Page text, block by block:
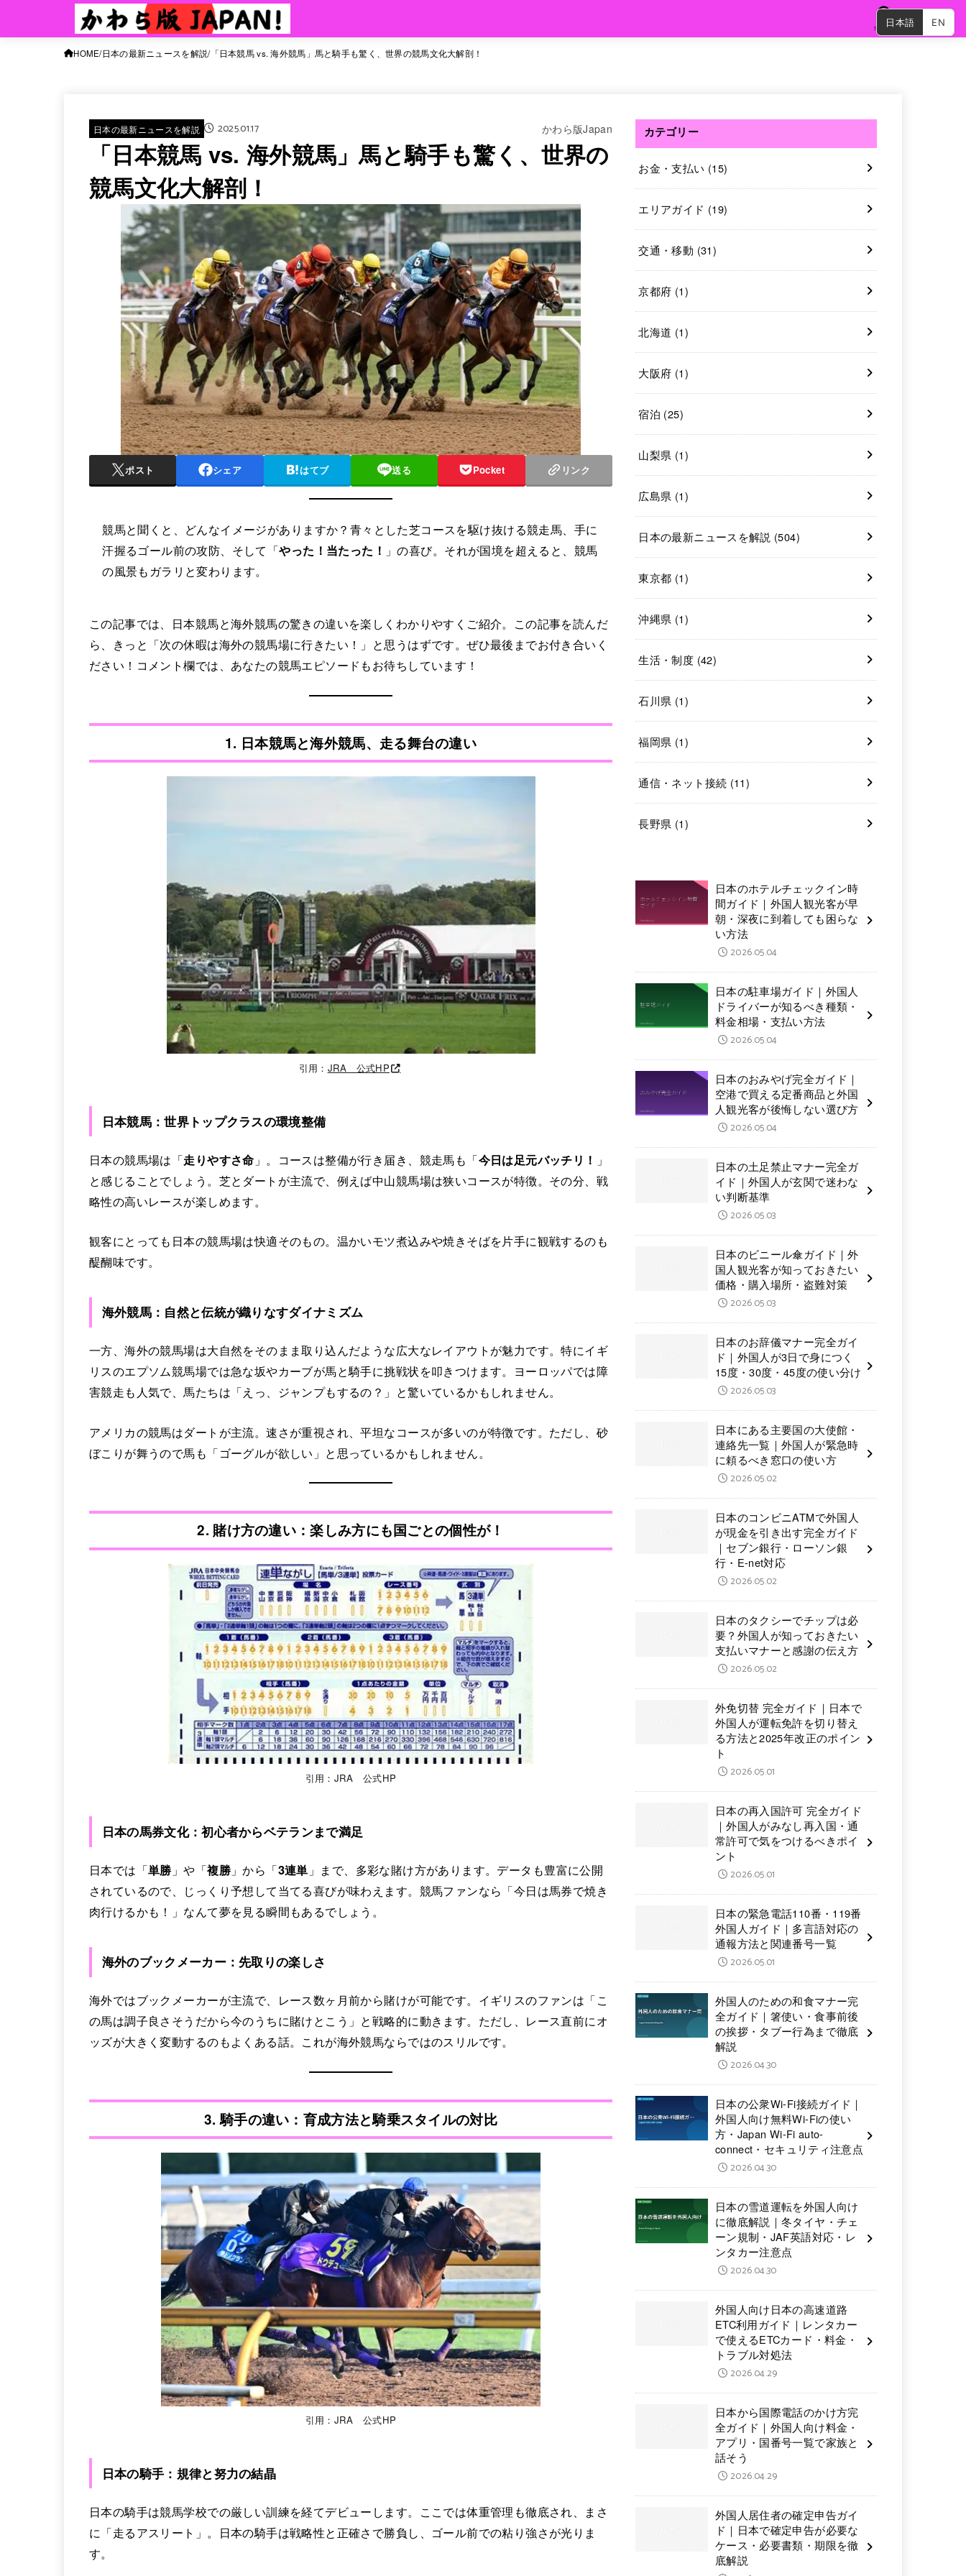
日本語 EN
SEARCH
HOME 日本の最新ニュースを解説 「日本競馬 vs. 海外競馬」馬と騎手も驚く、世界の競馬文化大解剖！
日本の最新ニュースを解説 2025.01.17 かわら版Japan
「日本競馬 vs. 海外競馬」馬と騎手も驚く、世界の
競馬文化大解剖！
ポスト シェア はてブ 送る Pocket リンク
競馬と聞くと、どんなイメージがありますか？青々とした芝コースを駆け抜ける競走馬、手に
汗握るゴール前の攻防、そして「やった！当たった！ 」の喜び。それが国境を超えると、競馬
の風景もガラリと変わります。
この記事では、日本競馬と海外競馬の驚きの違いを楽しくわかりやすくご紹介。この記事を読んだ
ら、きっと「次の休暇は海外の競馬場に行きたい！」と思うはずです。ぜひ最後までお付き合いく
ださい！コメント欄では、あなたの競馬エピソードもお待ちしています！
1. 日本競馬と海外競馬、走る舞台の違い
引用： JRA 公式HP
日本競馬：世界トップクラスの環境整備
日本の競馬場は「走りやすさ命 」。コースは整備が行き届き、競走馬も「今日は足元バッチリ！ 」
と感じることでしょう。芝とダートが主流で、例えば中山競馬場は狭いコースが特徴。その分、戦
略性の高いレースが楽しめます。
観客にとっても日本の競馬場は快適そのもの。温かいモツ煮込みや焼きそばを片手に観戦するのも
醍醐味です。
海外競馬：自然と伝統が織りなすダイナミズム
一方、海外の競馬場は大自然をそのまま取り込んだような広大なレイアウトが魅力です。特にイギ
リスのエプソム競馬場では急な坂やカーブが馬と騎手に挑戦状を叩きつけます。ヨーロッパでは障
害競走も人気で、馬たちは「えっ、ジャンプもするの？」と驚いているかもしれません。
アメリカの競馬はダートが主流。速さが重視され、平坦なコースが多いのが特徴です。ただし、砂
ぼこりが舞うので馬も「ゴーグルが欲しい」と思っているかもしれません。
2. 賭け方の違い：楽しみ方にも国ごとの個性が！
引用：JRA 公式HP
日本の馬券文化：初心者からベテランまで満足
日本では「単勝 」や「複勝」から「3連単 」まで、多彩な賭け方があります。データも豊富に公開
されているので、じっくり予想して当てる喜びが味わえます。競馬ファンなら「今日は馬券で焼き
肉行けるかも！」なんて夢を見る瞬間もあるでしょう。
海外のブックメーカー：先取りの楽しさ
海外ではブックメーカーが主流で、レース数ヶ月前から賭けが可能です。イギリスのファンは「こ
の馬は調子良さそうだから今のうちに賭けとこう」と戦略的に動きます。ただし、レース直前にオ
ッズが大きく変動するのもよくある話。これが海外競馬ならではのスリルです。
3. 騎手の違い：育成方法と騎乗スタイルの対比
引用：JRA 公式HP
日本の騎手：規律と努力の結晶
日本の騎手は競馬学校での厳しい訓練を経てデビューします。ここでは体重管理も徹底され、まさ
に「走るアスリート」。日本の騎手は戦略性と正確さで勝負し、ゴール前での粘り強さが光りま
す。
カテゴリー
お金・支払い (15)
エリアガイド (19)
交通・移動 (31)
京都府 (1)
北海道 (1)
大阪府 (1)
宿泊 (25)
山梨県 (1)
広島県 (1)
日本の最新ニュースを解説 (504)
東京都 (1)
沖縄県 (1)
生活・制度 (42)
石川県 (1)
福岡県 (1)
通信・ネット接続 (11)
長野県 (1)
日本のホテルチェックイン時
間ガイド｜外国人観光客が早
朝・深夜に到着しても困らな
い方法
2026.05.04
日本の駐車場ガイド｜外国人
ドライバーが知るべき種類・
料金相場・支払い方法
2026.05.04
日本のおみやげ完全ガイド｜
空港で買える定番商品と外国
人観光客が後悔しない選び方
2026.05.04
日本の土足禁止マナー完全ガ
イド｜外国人が玄関で迷わな
い判断基準
2026.05.03
日本のビニール傘ガイド｜外
国人観光客が知っておきたい
価格・購入場所・盗難対策
2026.05.03
日本のお辞儀マナー完全ガイ
ド｜外国人が3日で身につく
15度・30度・45度の使い分け
2026.05.03
日本にある主要国の大使館・
連絡先一覧｜外国人が緊急時
に頼るべき窓口の使い方
2026.05.02
日本のコンビニATMで外国人
が現金を引き出す完全ガイド
｜セブン銀行・ローソン銀
行・E-net対応
2026.05.02
日本のタクシーでチップは必
要？外国人が知っておきたい
支払いマナーと感謝の伝え方
2026.05.02
外免切替 完全ガイド｜日本で
外国人が運転免許を切り替え
る方法と2025年改正のポイン
ト
2026.05.01
日本の再入国許可 完全ガイド
｜外国人がみなし再入国・通
常許可で気をつけるべきポイ
ント
2026.05.01
日本の緊急電話110番・119番
外国人ガイド｜多言語対応の
通報方法と関連番号一覧
2026.05.01
外国人のための和食マナー完
全ガイド｜箸使い・食事前後
の挨拶・タブー行為まで徹底
解説
2026.04.30
日本の公衆Wi-Fi接続ガイド｜
外国人向け無料Wi-Fiの使い
方・Japan Wi-Fi auto-
connect・セキュリティ注意点
2026.04.30
日本の雪道運転を外国人向け
に徹底解説｜冬タイヤ・チェ
ーン規制・JAF英語対応・レ
ンタカー注意点
2026.04.30
外国人向け日本の高速道路
ETC利用ガイド｜レンタカー
で使えるETCカード・料金・
トラブル対処法
2026.04.29
日本から国際電話のかけ方完
全ガイド｜外国人向け料金・
アプリ・国番号一覧で家族と
話そう
2026.04.29
外国人居住者の確定申告ガイ
ド｜日本で確定申告が必要な
ケース・必要書類・期限を徹
底解説